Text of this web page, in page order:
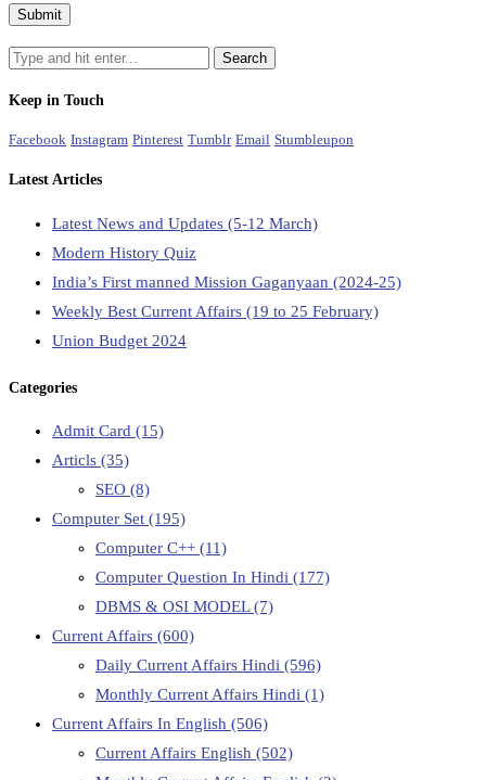
Keep in Touch
Facebook Instagram Pinterest Tumblr Email Stumbleupon
Latest Articles
Latest News and Updates (5-12 March)
Modern History Quiz
India’s First manned Mission Gaganyaan (2024-25)
Weekly Best Current Affairs (19 to 25 February)
Union Budget 2024
Categories
Admit Card (15)
Articls (35)
SEO (8)
Computer Set (195)
Computer C++ (11)
Computer Question In Hindi (177)
DBMS & OSI MODEL(7)
Current Affairs (600)
Daily Current Affairs Hindi (596)
Monthly Current Affairs Hindi (1)
Current Affairs In English (506)
Current Affairs English (502)